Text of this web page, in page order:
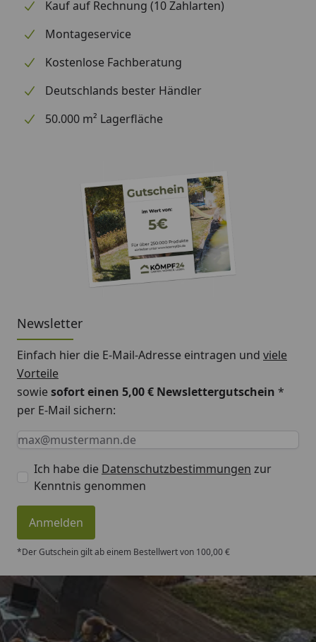
Optional
erhältlich
"Zubehör")
Blendenabdeckungen (aus
Aluminium + Spezialschrauben)
Für eine optimale Abdichtung
des Daches an den
Alternativ ist allerdings auch eine
andere Form der Abdeckung (z.
B. Holzlatte) möglich
Professioneller Montageservice
zum Festpreis erhältlich
Kauf auf Rechnung (10 Zahlarten)
Montageservice
Kostenlose Fachberatung
Deutschlands bester Händler
50.000 m² Lagerfläche
Newsletter
Einfach hier die E-Mail-Adresse eintragen und viele
Vorteile
sowiesofort einen 5,00 € Newslettergutschein *
per E-Mail sichern:
Keine Eingabe erforderlich
Eingabe erforderlich
E-Mail *
Ich habe die Datenschutzbestimmungen zur
Kenntnis genommen
Anmelden
*Der Gutschein gilt ab einem Bestellwert von 100,00 €
Trusted Shops